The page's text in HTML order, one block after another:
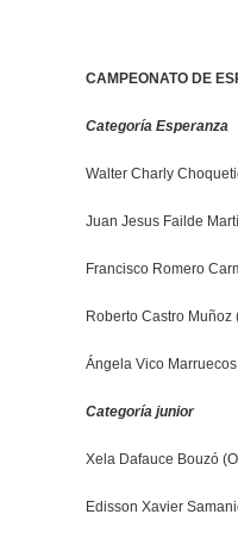
CAMPEONATO DE
Categoría Esperanza
Walter Charly
Juan Jesus Failde
Francisco Romero
Roberto Castro Muñoz
Ángela Vico
Categoría junior
Xela Dafauce Bouzó
Edisson Xavier